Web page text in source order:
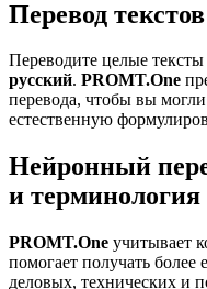
Перевод
Переводите целые
русский. PROMT.One
перевода, чтобы вы
естественную
Нейронный
и терминология
PROMT.One учитывает
помогает получать
деловых, технических и